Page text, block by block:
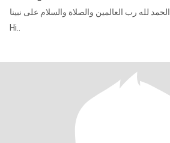
الحمد لله رب العالمين والصلاة والسلام على نبينا
Hi..